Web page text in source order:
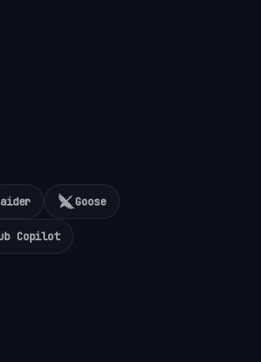
aider Goose
Copilot